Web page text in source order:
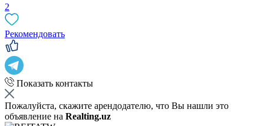
2
Рекомендовать
Показать контакты
Пожалуйста, скажите арендодателю, что Вы нашли это
объявление на Realting.uz